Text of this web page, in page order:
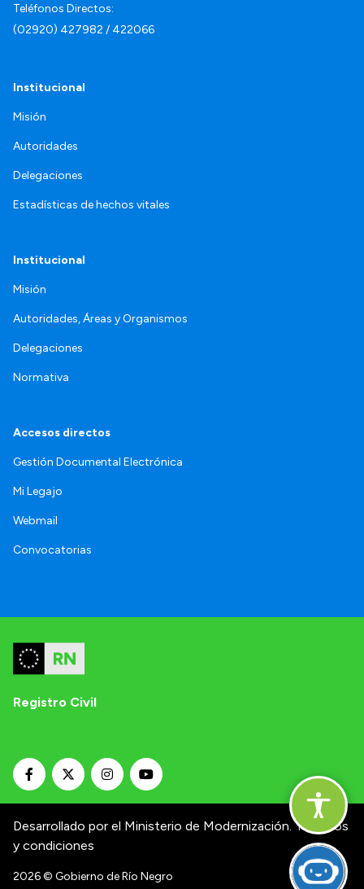
Teléfonos Directos:
(02920) 427982 / 422066
Institucional
Misión
Autoridades
Delegaciones
Estadísticas de hechos vitales
Institucional
Misión
Autoridades, Áreas y Organismos
Delegaciones
Normativa
Accesos directos
Gestión Documental Electrónica
Mi Legajo
Webmail
Convocatorias
Registro Civil
Desarrollado por el Ministerio de Modernización. Términos
y condiciones
2026© Gobierno de Río Negro